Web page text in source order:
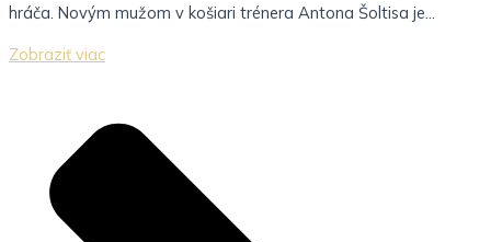
hráča. Novým mužom v košiari trénera Antona Šoltisa je...
Zobraziť viac